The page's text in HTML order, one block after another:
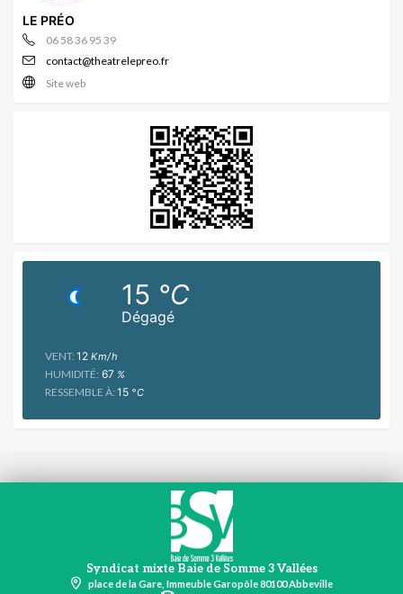
LE PRÉO
06 58 36 95 39
contact@theatrelepreo.fr
Site web
Dégagé
15 °C
VENT: 12 Km/h
HUMIDITÉ: 67 %
RESSEMBLE À: 15 °C
Syndicat mixte Baie de Somme 3 Vallées
place de la Gare, Immeuble Garopôle 80100 Abbeville